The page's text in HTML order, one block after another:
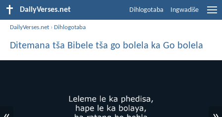
DailyVerses.net Dihlogotaba Ingwadiše
DailyVerses.net ›Dihlogotaba
Ditemana tša Bibele tša go bolela ka Go bolela